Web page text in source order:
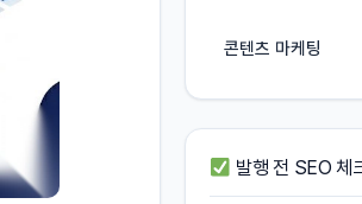
콘텐츠 마케팅
발행 전 SEO 체